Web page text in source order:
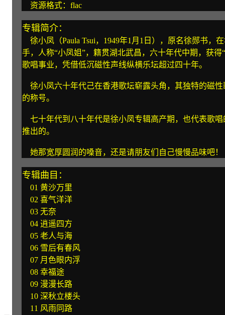
资源格式：flac
专辑简介：
徐小凤（Paula Tsui，1949年1月1日），原名徐郧书，
手，人称“小凤姐”，籍贯湖北武昌，六十年代中期，获
歌唱事业，凭借低沉磁性声线纵横乐坛超过四十年。
徐小凤六十年代己在香港歌坛崭露头角，其独特的磁
的称号。
七十年代到八十年代是徐小凤专辑高产期，也代表歌
推出的。
她那宽厚圆润的嗓音，还是请朋友们自己慢慢品味吧！
专辑曲目：
01 黄沙万里
02 喜气洋洋
03 无奈
04 逍遥四方
05 老人与海
06 雪后有春风
07 月色眼内浮
08 幸福途
09 漫漫长路
10 深秋立楼头
11 风雨同路